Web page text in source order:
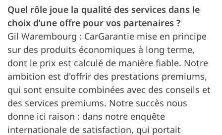
Quel rôle joue la qualité des services dans le
choix d’une offre pour vos partenaires ?
Gil Warembourg : CarGarantie mise en principe
sur des produits économiques à long terme,
dont le prix est calculé de manière fiable. Notre
ambition est d'offrir des prestations premiums,
qui sont ensuite combinées avec des conseils et
des services premiums. Notre succès nous
donne ici raison : dans notre enquête
internationale de satisfaction, qui portait